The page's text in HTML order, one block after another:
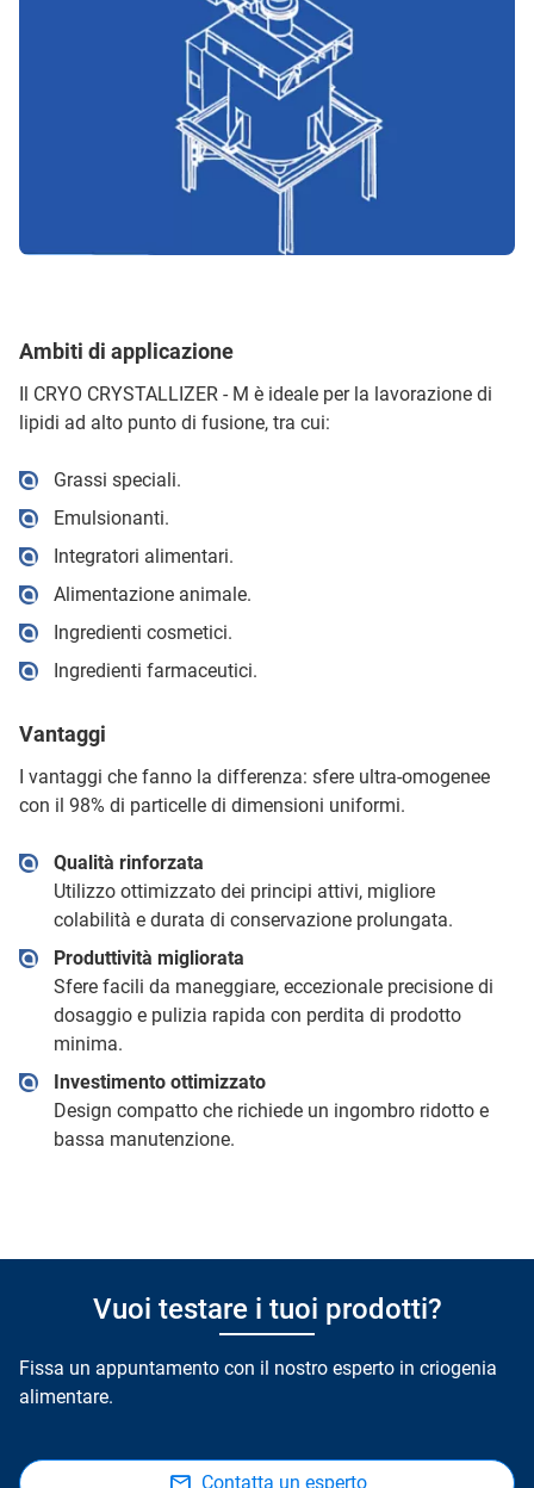
Ambiti di applicazione
Il CRYO CRYSTALLIZER - M è ideale per la lavorazione di
lipidi ad alto punto di fusione, tra cui:
Grassi speciali.
Emulsionanti.
Integratori alimentari.
Alimentazione animale.
Ingredienti cosmetici.
Ingredienti farmaceutici.
Vantaggi
I vantaggi che fanno la differenza: sfere ultra-omogenee
con il 98% di particelle di dimensioni uniformi.
Qualità rinforzata
Utilizzo ottimizzato dei principi attivi, migliore
colabilità e durata di conservazione prolungata.
Produttività migliorata
Sfere facili da maneggiare, eccezionale precisione di
dosaggio e pulizia rapida con perdita di prodotto
minima.
Investimento ottimizzato
Design compatto che richiede un ingombro ridotto e
bassa manutenzione.
Vuoi testare i tuoi prodotti?
Fissa un appuntamento con il nostro esperto in criogenia
alimentare.
Contatta un esperto